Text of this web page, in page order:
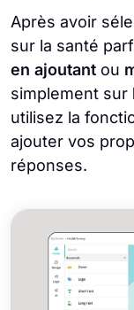
Après avoir
sur la santé
en ajoutant ou
simplement sur
utilisez la
ajouter vos
réponses.